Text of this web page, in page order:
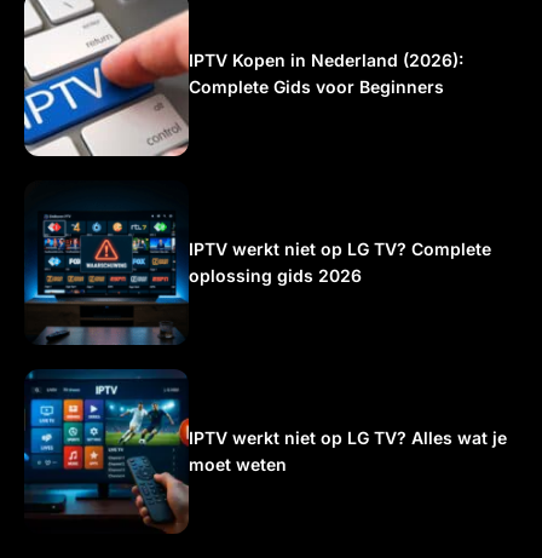
IPTV Kopen in Nederland (2026):
Complete Gids voor Beginners
IPTV werkt niet op LG TV? Complete
oplossing gids 2026
IPTV werkt niet op LG TV? Alles wat je
moet weten